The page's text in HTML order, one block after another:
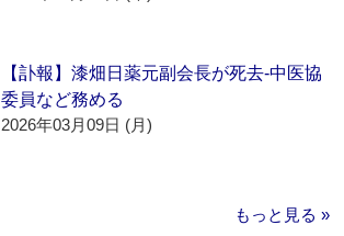
【訃報】漆畑日薬元副会長が死去‐中医協
委員など務める
2026年03月09日 (月)
もっと見る »